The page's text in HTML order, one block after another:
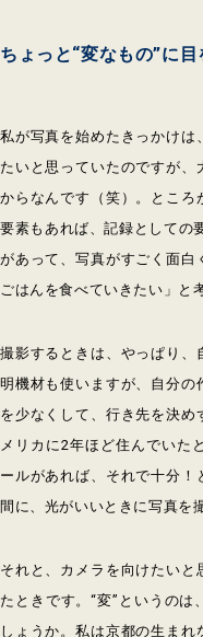
ちょっと“変なもの”に
私が写真を始めたきっかけは
たいと思っていたのですが、
からなんです（笑）。ところ
要素もあれば、記録としての
があって、写真がすごく面白
ごはんを食べていきたい」と
撮影するときは、やっぱり、
明機材も使いますが、自分の
を少なくして、行き先を決め
メリカに2年ほど住んでいた
ールがあれば、それで十分
間に、光がいいときに写真を
それと、カメラを向けたいと
たときです。“変”というの
しょうか。私は京都の生ま